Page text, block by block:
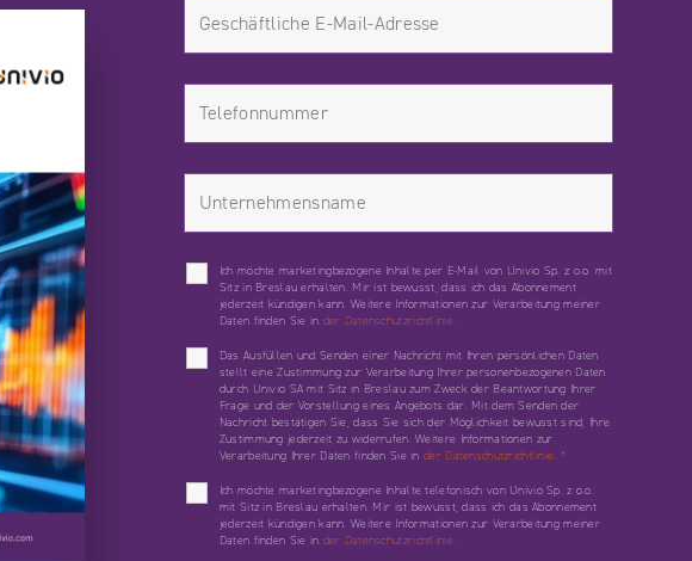
Ich möchte marketingbezogene Inhalte per E-Mail von Univio Sp. z o.o. mit
Sitz in Breslau erhalten. Mir ist bewusst, dass ich das Abonnement
jederzeit kündigen kann. Weitere Informationen zur Verarbeitung meiner
Daten finden Sie in der Datenschutzrichtlinie.
Das Ausfüllen und Senden einer Nachricht mit Ihren persönlichen Daten
stellt eine Zustimmung zur Verarbeitung Ihrer personenbezogenen Daten
durch Univio SA mit Sitz in Breslau zum Zweck der Beantwortung Ihrer
Frage und der Vorstellung eines Angebots dar. Mit dem Senden der
Nachricht bestätigen Sie, dass Sie sich der Möglichkeit bewusst sind, Ihre
Zustimmung jederzeit zu widerrufen. Weitere Informationen zur
Verarbeitung Ihrer Daten finden Sie inder Datenschutzrichtlinie. *
Ich möchte marketingbezogene Inhalte telefonisch von Univio Sp. z o.o.
mit Sitz in Breslau erhalten. Mir ist bewusst, dass ich das Abonnement
jederzeit kündigen kann. Weitere Informationen zur Verarbeitung meiner
Daten finden Sie in der Datenschutzrichtlinie.